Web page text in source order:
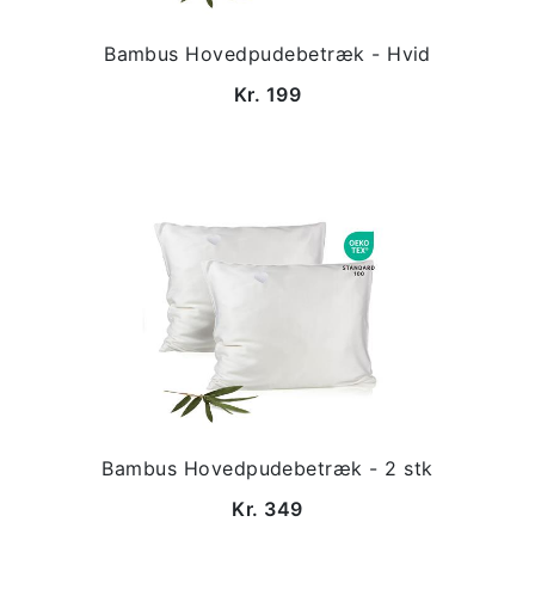
Bambus Hovedpudebetræk - Hvid
Kr. 199
Bambus Hovedpudebetræk - 2 stk
Kr. 349